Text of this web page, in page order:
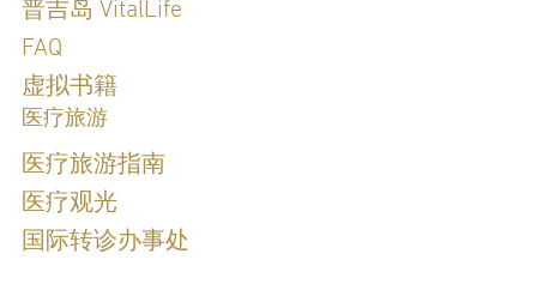
普吉岛 VitalLife
FAQ
虚拟书籍
医疗旅游
医疗旅游指南
医疗观光
国际转诊办事处